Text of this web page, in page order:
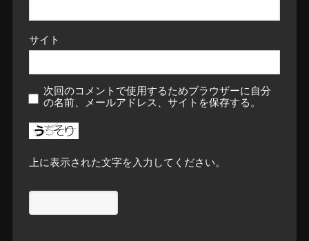
サイト
次回のコメントで使用するためブラウザーに自分
の名前、メールアドレス、サイトを保存する。
上に表示された文字を入力してください。